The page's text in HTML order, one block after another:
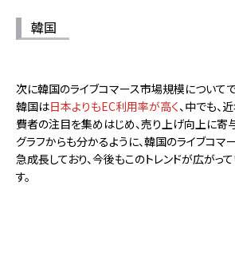
韓国
次に韓国のライブコマース市場規模についてで
韓国は日本よりもEC利用率が高く、中でも、
費者の注目を集めはじめ、売り上げ向上に寄与
グラフからも分かるように、韓国のライブコ
急成長しており、今後もこのトレンドが広がっ
す。